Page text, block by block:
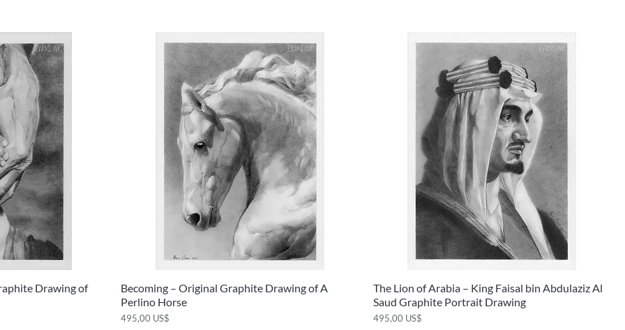
Drawing of
Vista rápida
Becoming – Original Graphite Drawing of A
Perlino Horse
Precio
495,00 US$
Vista rápida
The Lion of Arabia – King Faisal bin Abdulaziz Al
Saud Graphite Portrait Drawing
Precio
495,00 US$